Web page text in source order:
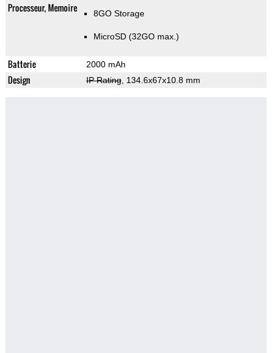
Processeur, Memoire 8GO Storage
MicroSD (32GO max.)
Batterie 2000 mAh
Design IP Rating, 134.6x67x10.8 mm